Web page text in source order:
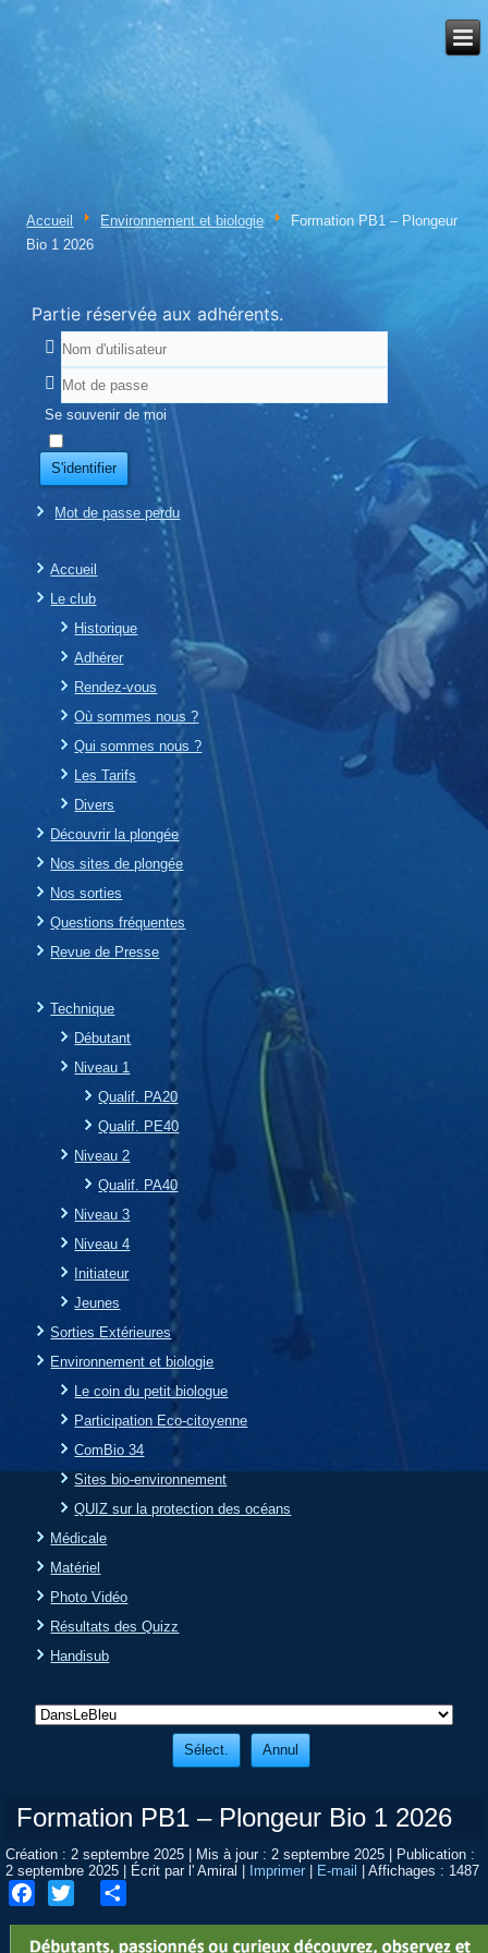
Accueil Environnement et biologie
Formation PB1 – Plongeur
Bio 1 2026
Partie réservée aux adhérents.
Se souvenir de moi
S'identifier
Mot de passe perdu
Accueil
Le club
Historique
Adhérer
Rendez-vous
Où sommes nous ?
Qui sommes nous ?
Les Tarifs
Divers
Découvrir la plongée
Nos sites de plongée
Nos sorties
Questions fréquentes
Revue de Presse
Technique
Débutant
Niveau 1
Qualif. PA20
Qualif. PE40
Niveau 2
Qualif. PA40
Niveau 3
Niveau 4
Initiateur
Jeunes
Sorties Extérieures
Environnement et biologie
Le coin du petit biologue
Participation Eco-citoyenne
ComBio 34
Sites bio-environnement
QUIZ sur la protection des océans
Médicale
Matériel
Photo Vidéo
Résultats des Quizz
Handisub
Formation PB1 – Plongeur Bio 1 2026
Création : 2 septembre 2025 | Mis à jour : 2 septembre 2025 | Publication :
2 septembre 2025 | Écrit par l' Amiral | Imprimer | E-mail |Affichages : 1487